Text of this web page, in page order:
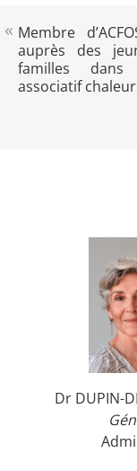
Membre
auprès des
familles dans
associatif
Dr DUPIN-